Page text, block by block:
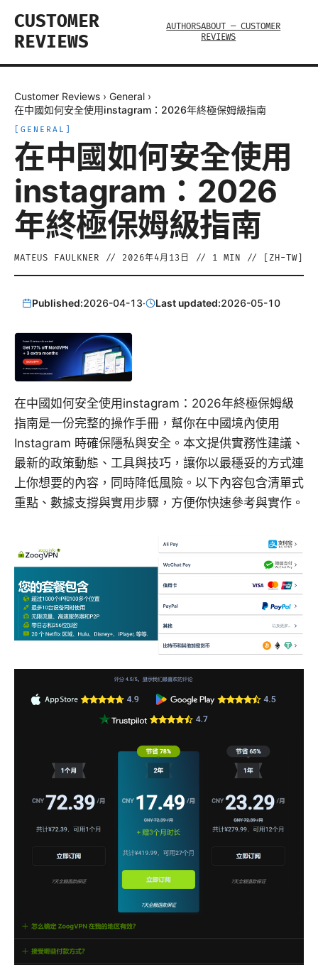
CUSTOMER
REVIEWS
AUTHORSABOUT — CUSTOMER
REVIEWS
Customer Reviews › General ›
在中國如何安全使用instagram：2026年終極保姆級指南
GENERAL
在中國如何安全使用
instagram：2026
年終極保姆級指南
MATEUS FAULKNER // 2026年4月13日 // 1 MIN // [ ZH-TW
Published:2026-04-13· Last updated:2026-05-10
在中國如何安全使用instagram：2026年終極保姆級
指南是一份完整的操作手冊，幫你在中國境內使用
Instagram 時確保隱私與安全。本文提供實務性建議、
最新的政策動態、工具與技巧，讓你以最穩妥的方式連
上你想要的內容，同時降低風險。以下內容包含清單式
重點、數據支撐與實用步驟，方便你快速參考與實作。